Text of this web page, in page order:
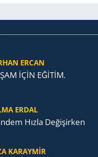
ERCAN
İÇİN EĞİTİM.
ERDAL
Hızla Değişirken
KARAYMIR